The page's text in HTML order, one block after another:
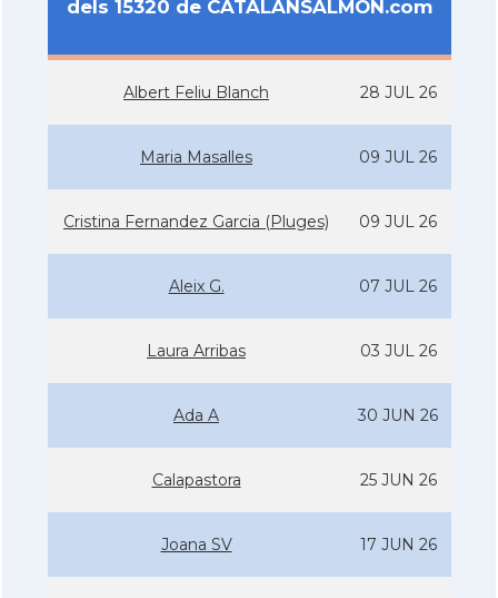
dels 15320 de CATALANSALMON.com
Albert Feliu Blanch 28 JUL 26
Maria Masalles 09 JUL 26
Cristina Fernandez Garcia (Pluges) 09 JUL 26
Aleix G. 07 JUL 26
Laura Arribas 03 JUL 26
Ada A 30 JUN 26
Calapastora 25 JUN 26
Joana SV 17 JUN 26